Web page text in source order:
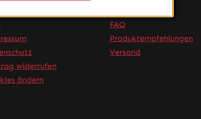
widerrufen
ändern
FAQ
Produktempfehlungen
Versand